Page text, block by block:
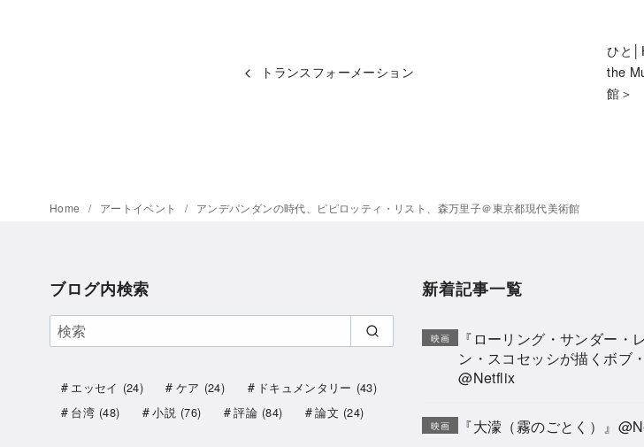
トランスフォーメーション
ひと
the
館＞
Home アートイベント アンデパンダンの時代、ピピロッティ・リスト、森万里子＠東京都現代美術館
ブログ内検索
エッセイ (24) ケア (24) ドキュメンタリー (43)
台湾 (48) 小説 (76) 評論 (84) 論文 (24)
新着記事一覧
映画
『ローリング・サンダー
ン・スコセッシが描くボブ
@Netflix
映画 『大濛（霧のごとく）』